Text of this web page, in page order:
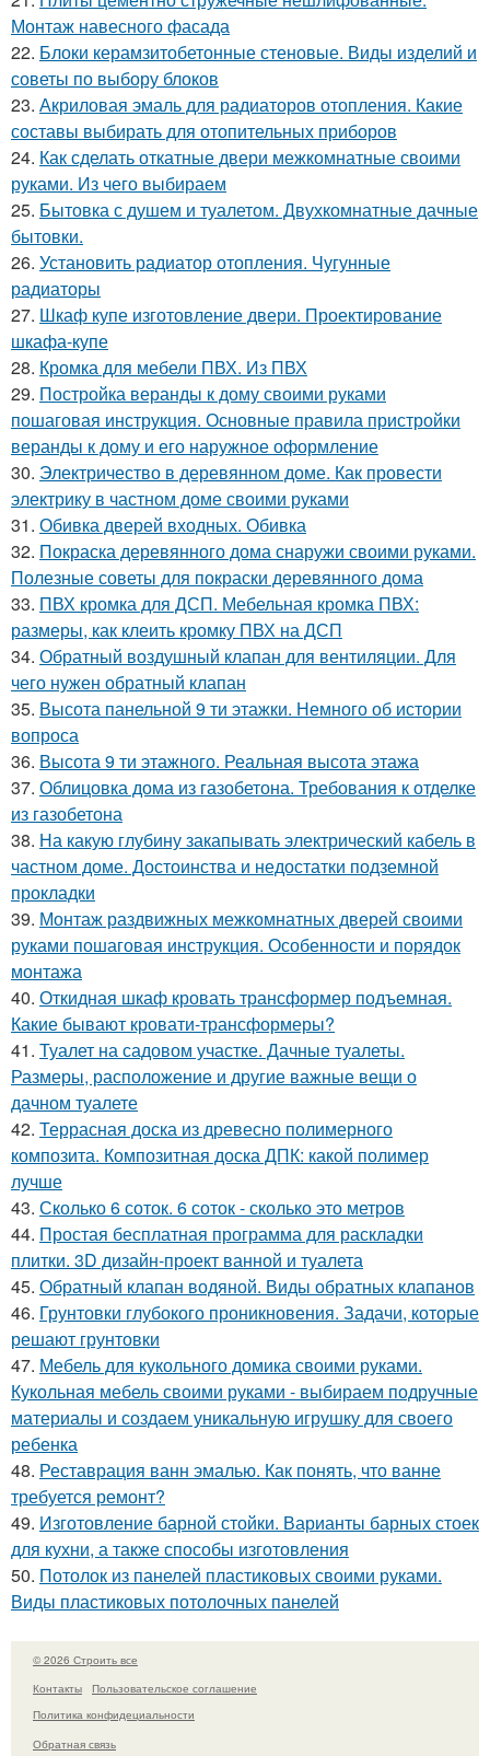
Монтаж навесного фасада
22. Блоки керамзитобетонные стеновые. Виды изделий и
советы по выбору блоков
23. Акриловая эмаль для радиаторов отопления. Какие
составы выбирать для отопительных приборов
24. Как сделать откатные двери межкомнатные своими
руками. Из чего выбираем
25. Бытовка с душем и туалетом. Двухкомнатные дачные
бытовки.
26. Установить радиатор отопления. Чугунные
радиаторы
27. Шкаф купе изготовление двери. Проектирование
шкафа-купе
28. Кромка для мебели ПВХ. Из ПВХ
29. Постройка веранды к дому своими руками
пошаговая инструкция. Основные правила пристройки
веранды к дому и его наружное оформление
30. Электричество в деревянном доме. Как провести
электрику в частном доме своими руками
31. Обивка дверей входных. Обивка
32. Покраска деревянного дома снаружи своими руками.
Полезные советы для покраски деревянного дома
33. ПВХ кромка для ДСП. Мебельная кромка ПВХ:
размеры, как клеить кромку ПВХ на ДСП
34. Обратный воздушный клапан для вентиляции. Для
чего нужен обратный клапан
35. Высота панельной 9 ти этажки. Немного об истории
вопроса
36. Высота 9 ти этажного. Реальная высота этажа
37. Облицовка дома из газобетона. Требования к отделке
из газобетона
38. На какую глубину закапывать электрический кабель в
частном доме. Достоинства и недостатки подземной
прокладки
39. Монтаж раздвижных межкомнатных дверей своими
руками пошаговая инструкция. Особенности и порядок
монтажа
40. Откидная шкаф кровать трансформер подъемная.
Какие бывают кровати-трансформеры?
41. Туалет на садовом участке. Дачные туалеты.
Размеры, расположение и другие важные вещи о
дачном туалете
42. Террасная доска из древесно полимерного
композита. Композитная доска ДПК: какой полимер
лучше
43. Сколько 6 соток. 6 соток - сколько это метров
44. Простая бесплатная программа для раскладки
плитки. 3D дизайн-проект ванной и туалета
45. Обратный клапан водяной. Виды обратных клапанов
46. Грунтовки глубокого проникновения. Задачи, которые
решают грунтовки
47. Мебель для кукольного домика своими руками.
Кукольная мебель своими руками - выбираем подручные
материалы и создаем уникальную игрушку для своего
ребенка
48. Реставрация ванн эмалью. Как понять, что ванне
требуется ремонт?
49. Изготовление барной стойки. Варианты барных стоек
для кухни, а также способы изготовления
50. Потолок из панелей пластиковых своими руками.
Виды пластиковых потолочных панелей
© 2026 Строить все
Контакты
Пользовательское соглашение
Политика конфидециальности
Обратная связь